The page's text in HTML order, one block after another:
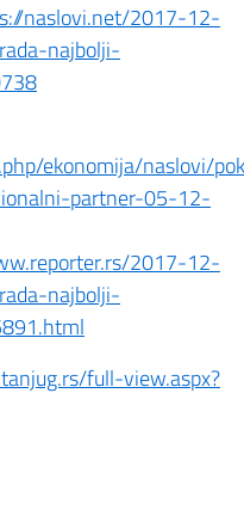
naslovi.net/2017-12-
najbolji-
ekonomija/naslovi/
partner-05-12-
2017-12-
najbolji-
full-view.aspx?